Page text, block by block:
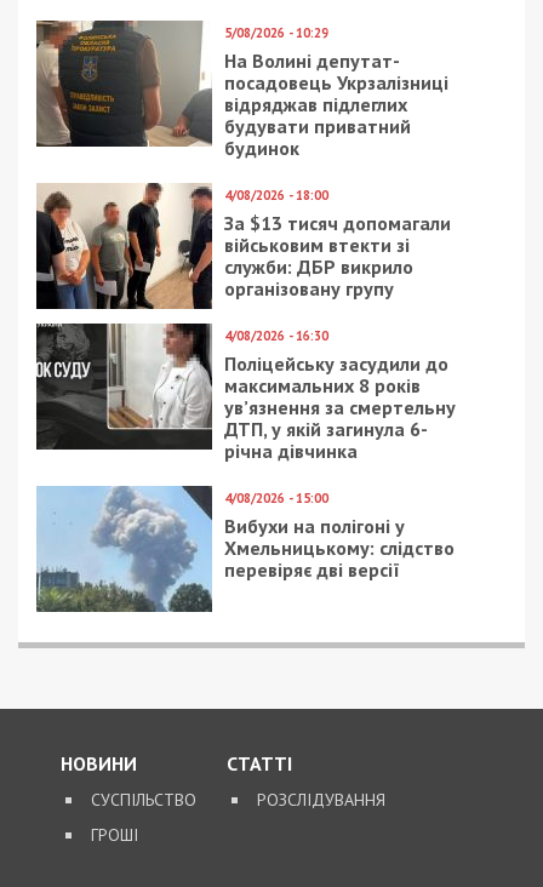
5/08/2026 - 10:29
На Волині депутат-
посадовець Укрзалізниці
відряджав підлеглих
будувати приватний
будинок
4/08/2026 - 18:00
За $13 тисяч допомагали
військовим втекти зі
служби: ДБР викрило
організовану групу
4/08/2026 - 16:30
Поліцейську засудили до
максимальних 8 років
ув’язнення за смертельну
ДТП, у якій загинула 6-
річна дівчинка
4/08/2026 - 15:00
Вибухи на полігоні у
Хмельницькому: слідство
перевіряє дві версії
НОВИНИ
СУСПІЛЬСТВО
ГРОШІ
СТАТТІ
РОЗСЛІДУВАННЯ